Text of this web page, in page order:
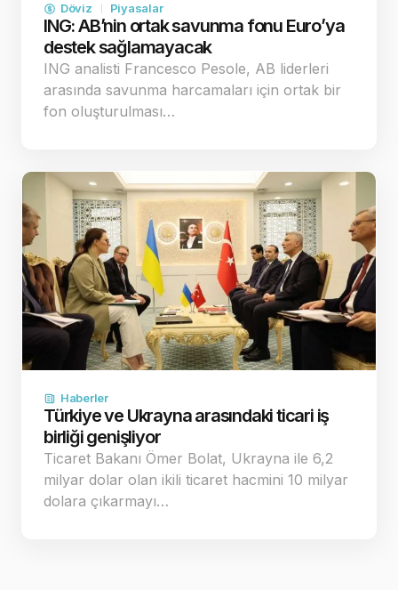
Döviz Piyasalar
ING: AB’nin ortak savunma fonu Euro’ya
destek sağlamayacak
ING analisti Francesco Pesole, AB liderleri
arasında savunma harcamaları için ortak bir
fon oluşturulması…
Haberler
Türkiye ve Ukrayna arasındaki ticari iş
birliği genişliyor
Ticaret Bakanı Ömer Bolat, Ukrayna ile 6,2
milyar dolar olan ikili ticaret hacmini 10 milyar
dolara çıkarmayı…